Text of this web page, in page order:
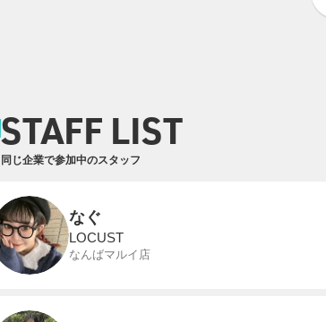
STAFF LIST
同じ企業で参加中のスタッフ
なぐ
LOCUST
なんばマルイ店